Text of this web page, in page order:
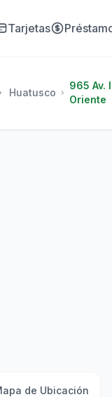
Tarjetas
Huatusco
965 Av. I
Oriente
de Ubicación